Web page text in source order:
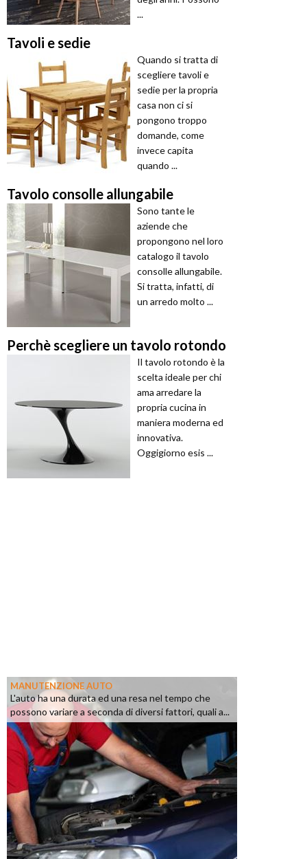
...
Tavoli e sedie
Quando si tratta di
scegliere tavoli e
sedie per la propria
casa non ci si
pongono troppo
domande, come
invece capita
quando ...
Tavolo consolle allungabile
Sono tante le
aziende che
propongono nel loro
catalogo il tavolo
consolle allungabile.
Si tratta, infatti, di
un arredo molto ...
Perchè scegliere un tavolo rotondo
Il tavolo rotondo è la
scelta ideale per chi
ama arredare la
propria cucina in
maniera moderna ed
innovativa.
Oggigiorno esis ...
MANUTENZIONE AUTO
L'auto ha una durata ed una resa nel tempo che
possono variare a seconda di diversi fattori, quali a...